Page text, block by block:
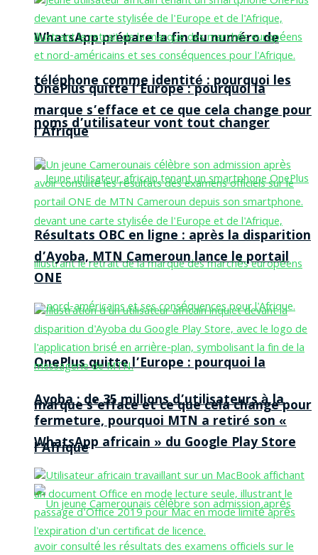
WhatsApp prépare la fin du numéro de
téléphone comme identité : pourquoi les
noms d’utilisateur vont tout changer
OnePlus quitte l’Europe : pourquoi la
marque s’efface et ce que cela change pour
l’Afrique
OnePlus quitte l’Europe : pourquoi la
marque s’efface et ce que cela change pour
l’Afrique
Résultats OBC en ligne : après la disparition
d’Ayoba, MTN Cameroun lance le portail
ONE
Ayoba : de 35 millions d’utilisateurs à la
fermeture, pourquoi MTN a retiré son «
WhatsApp africain » du Google Play Store